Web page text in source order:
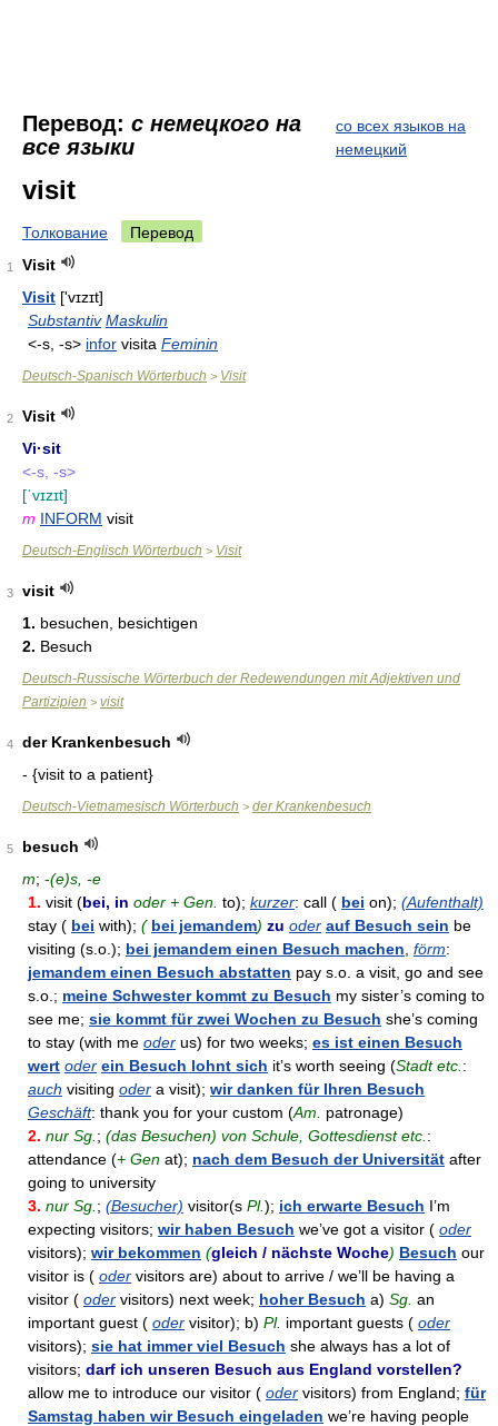
Перевод: с немецкого на
все языки
со всех языков на
немецкий
visit
Толкование Перевод
1
Visit
Visit ['vɪzɪt]
Substantiv Maskulin
<-s, -s> infor visita Feminin
Deutsch-Spanisch Wörterbuch > Visit
2
Visit
Vi·sit
<-s, -s>
[ˈvɪzɪt]
m INFORM visit
Deutsch-Englisch Wörterbuch > Visit
3
visit
1. besuchen, besichtigen
2. Besuch
Deutsch-Russische Wörterbuch der Redewendungen mit Adjektiven und
Partizipien > visit
4
der Krankenbesuch
- {visit to a patient}
Deutsch-Vietnamesisch Wörterbuch > der Krankenbesuch
5
besuch
m; -(e)s, -e
1. visit (bei, in oder + Gen. to); kurzer: call ( bei on); (Aufenthalt)
stay ( bei with); ( bei jemandem) zu oder auf Besuch sein be
visiting (s.o.); bei jemandem einen Besuch machen förm:
jemandem einen Besuch abstatten pay s.o. a visit, go and see
s.o.; meine Schwester kommt zu Besuch my sister’s coming to
see me; sie kommt für zwei Wochen zu Besuch she’s coming
to stay (with me oder us) for two weeks; es ist einen Besuch
wert oder ein Besuch lohnt sich it’s worth seeing (Stadt etc. :
auch visiting oder a visit); wir danken für Ihren Besuch
Geschäft: thank you for your custom (Am.
patronage)
2. nur Sg. ; (das Besuchen) von Schule, Gottesdienst etc. :
attendance (+ Gen at); nach dem Besuch der Universität after
going to university
3. nur Sg. ; (Besucher) visitor(s Pl.); ich erwarte Besuch I’m
expecting visitors; wir haben Besuch we’ve got a visitor ( oder
visitors); wir bekommen (gleich / nächste Woche) Besuch our
visitor is ( oder visitors are) about to arrive / we’ll be having a
visitor ( oder visitors) next week; hoher Besuch a) Sg. an
important guest ( oder visitor); b) Pl. important guests ( oder
visitors); sie hat immer viel Besuch she always has a lot of
visitors; darf ich unseren Besuch aus England vorstellen?
allow me to introduce our visitor ( oder visitors) from England; für
Samstag haben wir Besuch eingeladen we’re having people